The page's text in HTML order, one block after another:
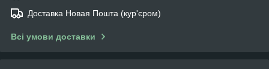
Доставка Новая Пошта (кур'єром)
Всі умови доставки